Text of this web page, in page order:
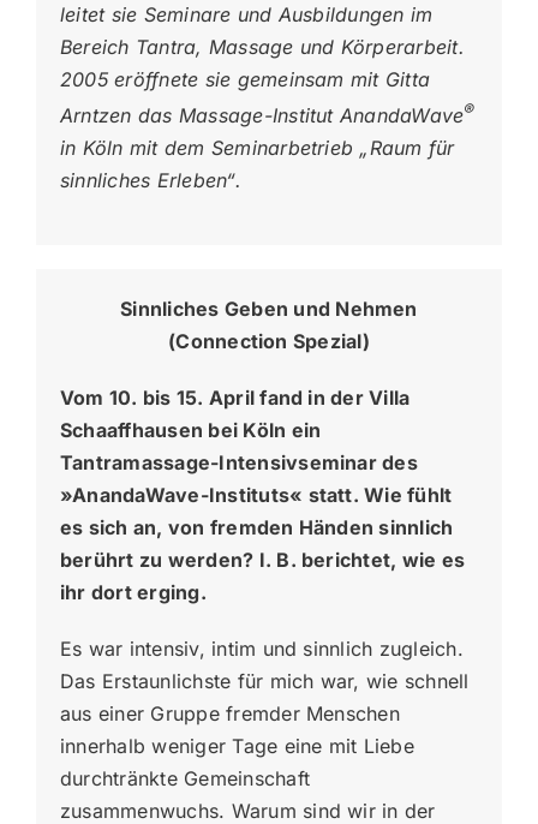
leitet sie Seminare und Ausbildungen im
Bereich Tantra, Massage und Körperarbeit.
2005 eröffnete sie gemeinsam mit Gitta
Arntzen das Massage-Institut AnandaWave®
in Köln mit dem Seminarbetrieb „Raum für
sinnliches Erleben“.
Sinnliches Geben und Nehmen
(Connection Spezial)
Vom 10. bis 15. April fand in der Villa
Schaaffhausen bei Köln ein
Tantramassage-Intensivseminar des
»AnandaWave-Instituts« statt. Wie fühlt
es sich an, von fremden Händen sinnlich
berührt zu werden? I. B. berichtet, wie es
ihr dort erging.
Es war intensiv, intim und sinnlich zugleich.
Das Erstaunlichste für mich war, wie schnell
aus einer Gruppe fremder Menschen
innerhalb weniger Tage eine mit Liebe
durchtränkte Gemeinschaft
zusammenwuchs. Warum sind wir in der